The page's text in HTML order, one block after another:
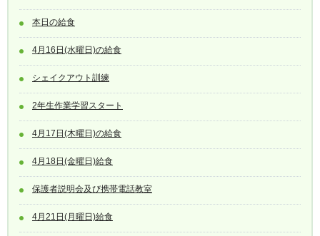
本日の給食
4月16日(水曜日)の給食
シェイクアウト訓練
2年生作業学習スタート
4月17日(木曜日)の給食
4月18日(金曜日)給食
保護者説明会及び携帯電話教室
4月21日(月曜日)給食